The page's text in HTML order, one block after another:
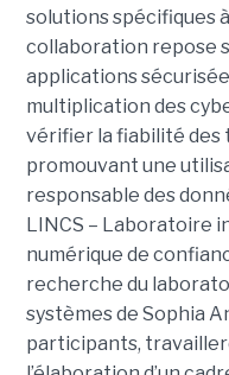
solutions spécifiques
collaboration repose
applications
multiplication des
vérifier la fiabilité des
promouvant une
responsable des
LINCS – Laboratoire
numérique de
recherche du
systèmes de Sophia
participants,